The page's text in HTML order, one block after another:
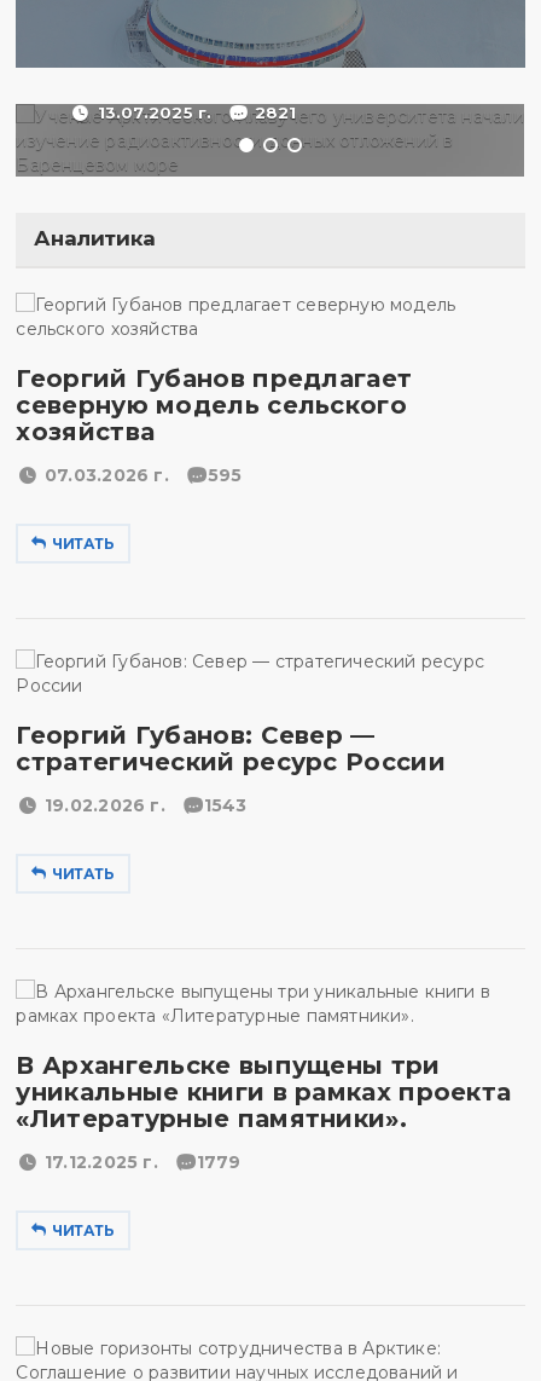
радиоактивности донных
отложений в Баренцевом
13.07.2025 г. 2821
Аналитика
Георгий Губанов предлагает
северную модель сельского
хозяйства
07.03.2026 г. 595
ЧИТАТЬ
Георгий Губанов: Север —
стратегический ресурс России
19.02.2026 г. 1543
ЧИТАТЬ
В Архангельске выпущены три
уникальные книги в рамках проекта
«Литературные памятники».
17.12.2025 г. 1779
ЧИТАТЬ